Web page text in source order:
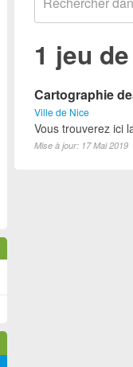
1 jeu
Cartographie
Ville de Nice
Vous trouverez ici
Mise à jour: 17 Mai 2019